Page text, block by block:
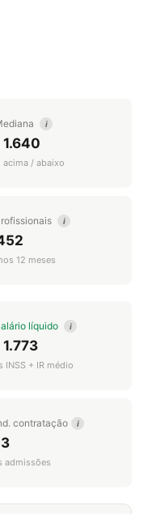
i
1.640
acima / abaixo
i
12 meses
líquido i
1.773
INSS + IR médio
contratação i
admissões